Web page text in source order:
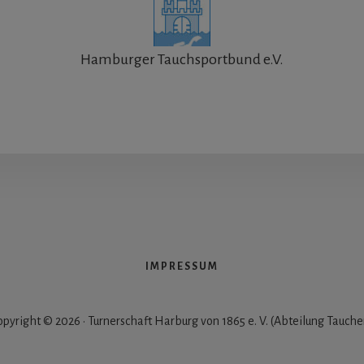
Hamburger Tauchsportbund e.V.
IMPRESSUM
© 2026 · Turnerschaft Harburg von 1865 e. V. (Abteilung